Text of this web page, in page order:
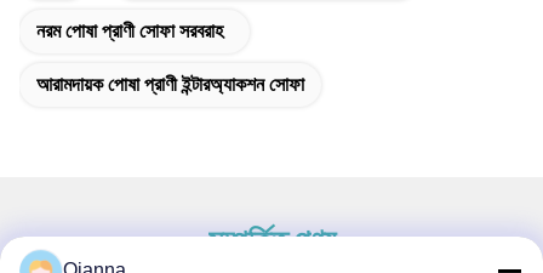
নরম পোষা প্রাণী সোফা সরবরাহ
আরামদায়ক পোষা প্রাণী ইন্টারঅ্যাকশন সোফা
সম্পর্কিত পণ্য